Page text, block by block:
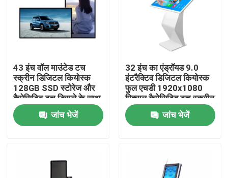
घर
43 इंच वॉल माउंटेड टच
स्क्रीन डिजिटल कियोस्क
128GB SSD स्टोरेज और
कैपेसिटिव टच डिस्प्ले के साथ
जांच भेजें
32 इंच का एंड्रॉयड 9.0
इंटरैक्टिव डिजिटल कियोस्क
फुल एचडी 1920x1080
पिक्सल कैपेसिटिव टच स्क्रीन
के साथ
जांच भेजें